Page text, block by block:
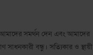
আমাদের সমর্থন দেন এবং আমাদের
বন্ধু। সত্যিকার ও স্থায়ী